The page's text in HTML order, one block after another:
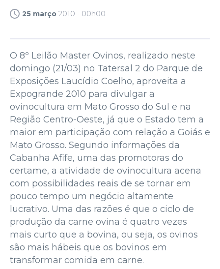
25 março 2010 - 00h00
O 8º Leilão Master Ovinos, realizado neste
domingo (21/03) no Tatersal 2 do Parque de
Exposições Laucídio Coelho, aproveita a
Expogrande 2010 para divulgar a
ovinocultura em Mato Grosso do Sul e na
Região Centro-Oeste, já que o Estado tem a
maior em participação com relação a Goiás e
Mato Grosso. Segundo informações da
Cabanha Afife, uma das promotoras do
certame, a atividade de ovinocultura acena
com possibilidades reais de se tornar em
pouco tempo um negócio altamente
lucrativo. Uma das razões é que o ciclo de
produção da carne ovina é quatro vezes
mais curto que a bovina, ou seja, os ovinos
são mais hábeis que os bovinos em
transformar comida em carne.